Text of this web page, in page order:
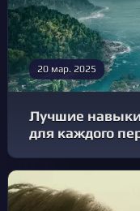
20 мар. 2025
Лучшие навыки
для каждого